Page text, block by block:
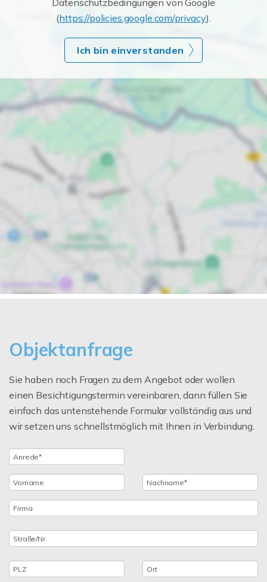
Datenschutzbedingungen von Google
(https://policies.google.com/privacy).
Ich bin einverstanden
Objektanfrage
Sie haben noch Fragen zu dem Angebot oder wollen
einen Besichtigungstermin vereinbaren, dann füllen Sie
einfach das untenstehende Formular vollständig aus und
wir setzen uns schnellstmöglich mit Ihnen in Verbindung.